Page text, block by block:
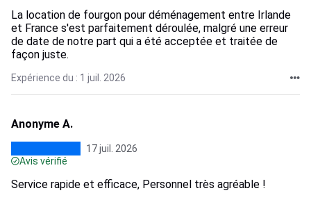
La location de fourgon pour déménagement entre Irlande
et France s'est parfaitement déroulée, malgré une erreur
de date de notre part qui a été acceptée et traitée de
façon juste.
Expérience du : 1 juil. 2026
Anonyme A.
17 juil. 2026
Avis vérifié
Service rapide et efficace, Personnel très agréable !